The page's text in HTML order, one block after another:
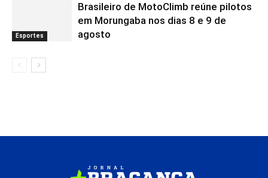
Esportes
Brasileiro de MotoClimb reúne pilotos
em Morungaba nos dias 8 e 9 de
agosto